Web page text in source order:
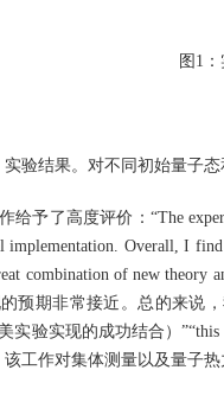
图1
实验结果。对不同初始量子
给予了高度评价：“The
implementation. Overall, I
combination of new
预期非常接近。总的来说
实验实现的成功结合）”“this
该工作对集体测量以及量子